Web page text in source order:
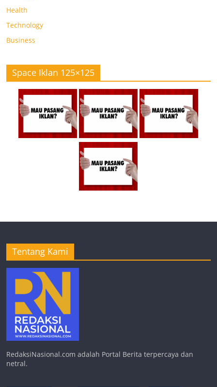
Health
Technology
Business
Space Iklan 125×125
Tentang Kami
RedaksiNasional.com adalah Portal Berita terpercaya dan
netral.